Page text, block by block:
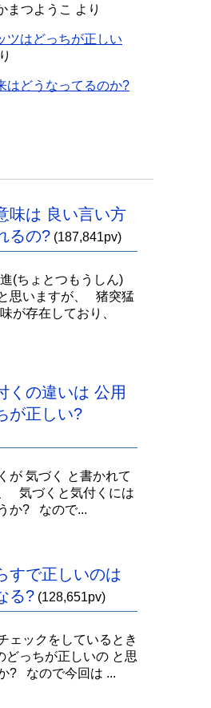
まつようこ より
ツはどっちが正しい
はどうなってるのか?
味は 良い言い方
るの? (187,841pv)
(ちょとつもうしん)
思いますが、 猪突猛
が存在しており、
くの違いは 公用
が正しい?
が 気づく と書かれて
気づくと気付くには
か? なので...
すで正しいのは
る? (128,651pv)
ェックをしているとき
っちが正しいの と思
? なので今回は ...